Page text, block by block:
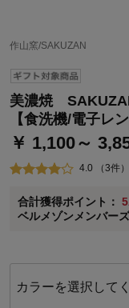
作山窯/SAKUZAN
美濃焼
【食洗機/電子レ
￥ 1,100～
4.0 （3件）
合計獲得ポイント：
ベルメゾンメンバー
ステージが上がれば
ベルメゾンご優待サー
ベルメゾン・ポイント
通常商品送料無料 返
即時入会なら更に
※メンバーズカードの加
に対して適用されます
カラーを選択して